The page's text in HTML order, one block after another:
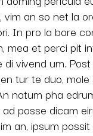
an so net la
In pro la bore
mea et perci pit
vivend um.
tur te duo,
natum pha
posse dicam
an, ipsum